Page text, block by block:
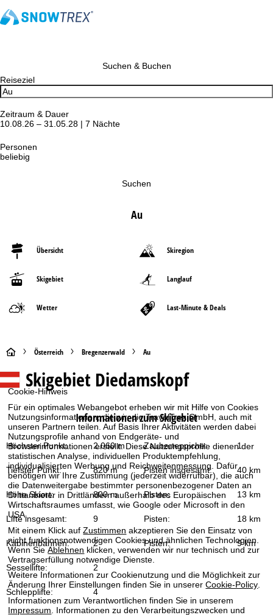
Cookie-Hinweis
Für ein optimales Webangebot erheben wir mit Hilfe von Cookies
Nutzungsinformationen, die wir, die TravelTrex GmbH, auch mit
unseren Partnern teilen. Auf Basis Ihrer Aktivitäten werden dabei
Nutzungsprofile anhand von Endgeräte- und
Browserinformationen erstellt. Diese Nutzungsprofile dienen der
statistischen Analyse, individuellen Produktempfehlung,
individualisierten Werbung und Reichweitenmessung. Dafür
benötigen wir Ihre Zustimmung (jederzeit widerrufbar), die auch
die Datenweitergabe bestimmter personenbezogener Daten an
Drittanbieter in Drittländern außerhalb des Europäischen
Wirtschaftsraumes umfasst, wie Google oder Microsoft in den
USA.
Mit einem Klick aufZustimmen akzeptieren Sie den Einsatz von
nicht funktionsnotwendigen Cookies und ähnlichen Technologien.
Wenn SieAblehnen klicken, verwenden wir nur technisch und zur
Vertragserfüllung notwendige Dienste.
Weitere Informationen zur Cookienutzung und die Möglichkeit zur
Änderung Ihrer Einstellungen finden Sie in unsererCookie-Policy
Informationen zum Verantwortlichen finden Sie in unserem
Impressum . Informationen zu den Verarbeitungszwecken und
Suchen & Buchen
Reiseziel
Zeitraum & Dauer
10.08.26 – 31.05.28 | 7 Nächte
Personen
beliebig
Suchen
Au
Übersicht Skiregion
Skigebiet Langlauf
Wetter Last-Minute & Deals
S
t
r
t
s
e
i
t
e
Österreich Bregenzerwald Au
SkigebietDiedamskopf
Informationen zum Skigebiet
Höchster Punkt: 2.060 m Zauberteppiche: 1
Tiefster Punkt: 820 m Pisten insgesamt: 40 km
Höhe Skiort: 800 m Pisten: 13 km
Lifte insgesamt: 9 Pisten: 18 km
Kabinenbahnen: 2 Pisten: 9 km
Sessellifte: 2
Schlepplifte: 4